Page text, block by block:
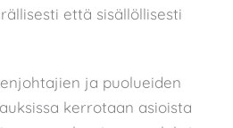
että sisällöllisesti
ja puolueiden
kerrotaan asioista